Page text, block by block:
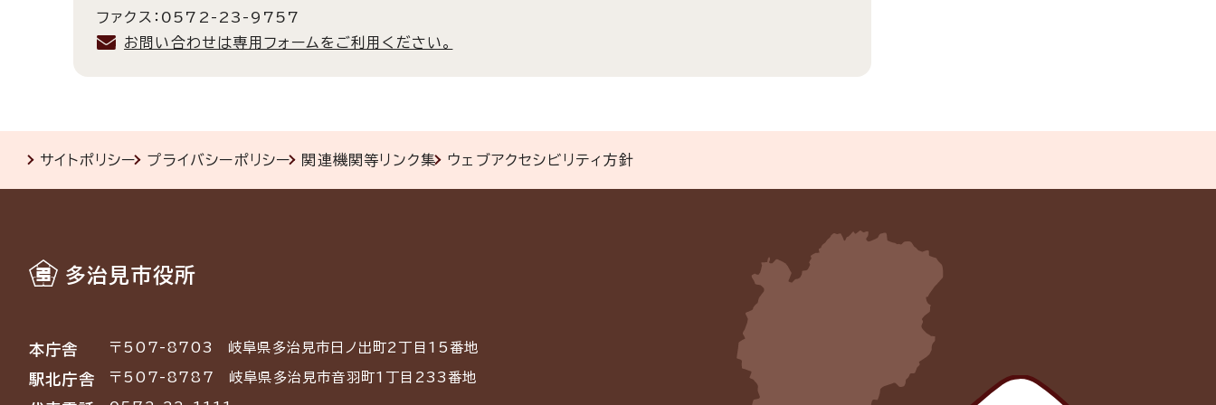
ファクス：0572-23-9757
お問い合わせは専用フォームをご利用ください。
サイトポリシー プライバシーポリシー 関連機関等リンク集 ウェブアクセシビリティ方針
多治見市役所
本庁舎 〒507-8703 岐阜県多治見市日ノ出町2丁目15番地
駅北庁舎 〒507-8787 岐阜県多治見市音羽町1丁目233番地